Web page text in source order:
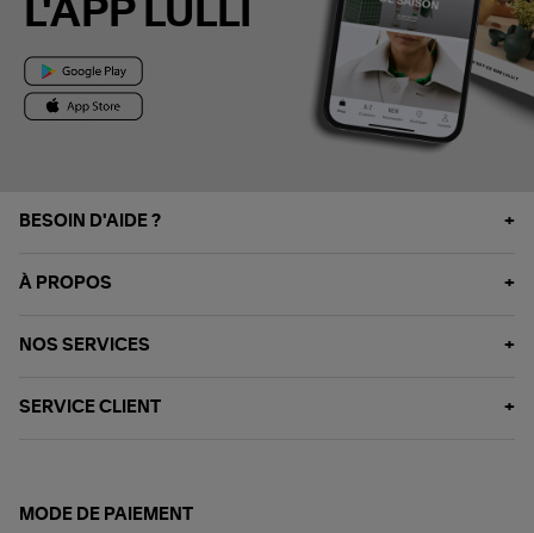
L'APP LULLI
BESOIN D'AIDE ?
À PROPOS
NOS SERVICES
SERVICE CLIENT
MODE DE PAIEMENT